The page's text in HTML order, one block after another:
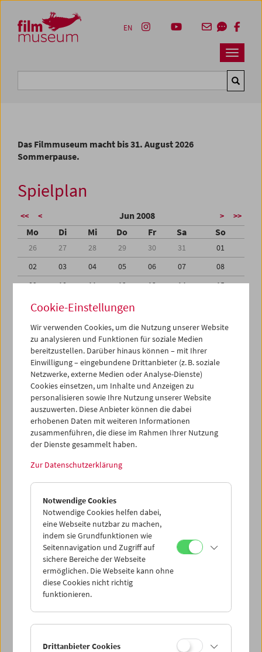
Zum Inhalt
Zum Hauptmenü
Zur Servicenavigation
Zum Suche
Navbar
EN
Das Filmmuseum macht bis 31. August 2026
Sommerpause.
Spielplan
<< < Jun 2008 > >>
Mo Di Mi Do Fr Sa So
26 27 28 29 30 31
01
02
03 04 05 06 07
08
09
10 11 12 13 14
15
16
17 18 19
23
25 27
29
30
01 02 03 04 05
iCalender
Programmheft-PDF
English language or subtitles
< Vorherige Woche
Mo 23.6.
Di 24.6.
Mi 25.6.
Do 26.6.
Sa 28.6.
Cookie-Einstellungen
Wir verwenden Cookies, um die Nutzung unserer Website
zu analysieren und Funktionen für soziale Medien
bereitzustellen. Darüber hinaus können – mit Ihrer
Einwilligung – eingebundene Drittanbieter (z. B. soziale
Netzwerke, externe Medien oder Analyse-Dienste)
Cookies einsetzen, um Inhalte und Anzeigen zu
personalisieren sowie Ihre Nutzung unserer Website
auszuwerten. Diese Anbieter können die dabei
erhobenen Daten mit weiteren Informationen
zusammenführen, die diese im Rahmen Ihrer Nutzung
der Dienste gesammelt haben.
Zur Datenschutzerklärung
Notwendige Cookies
Notwendige Cookies helfen dabei,
eine Webseite nutzbar zu machen,
indem sie Grundfunktionen wie
Seitennavigation und Zugriff auf
sichere Bereiche der Webseite
ermöglichen. Die Webseite kann ohne
diese Cookies nicht richtig
funktionieren.
Drittanbieter Cookies